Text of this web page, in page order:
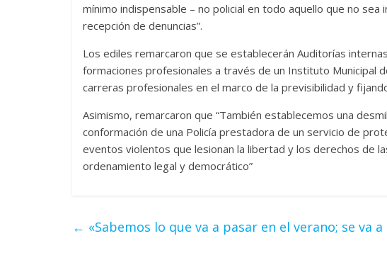
mínimo indispensable – no policial en todo aquello que no sea
recepción de denuncias”.
Los ediles remarcaron que se establecerán Auditorías
formaciones profesionales a través de un Instituto Municipal
carreras profesionales en el marco de la previsibilidad y
Asimismo, remarcaron que “También establecemos una
conformación de una Policía prestadora de un servicio de
eventos violentos que lesionan la libertad y los derechos de
ordenamiento legal y democrático”
← «Sabemos lo que va a pasar en el verano; se